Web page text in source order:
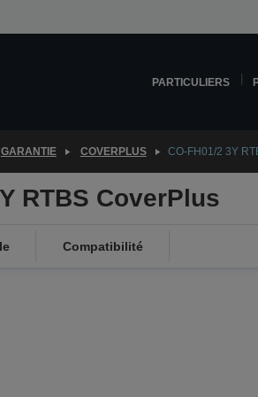
PARTICULIERS
GARANTIE COVERPLUS CO-FH01/2 3Y
RTBS CoverPlus
Compatibilité